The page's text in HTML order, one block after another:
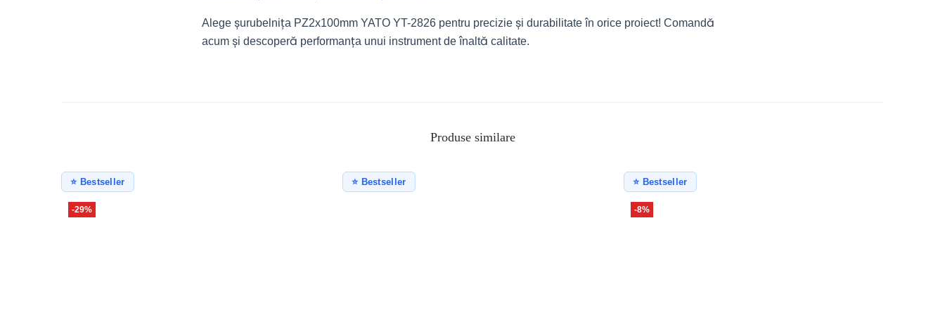
Alege șurubelnița PZ2x100mm YATO YT-2826 pentru precizie și durabilitate în orice proiect! Comandă
acum și descoperă performanța unui instrument de înaltă calitate.
Produse similare
⭐ Bestseller
-29%
⭐ Bestseller ⭐ Bestseller
-8%